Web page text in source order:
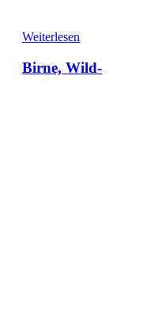
Weiterlesen
Birne, Wild-